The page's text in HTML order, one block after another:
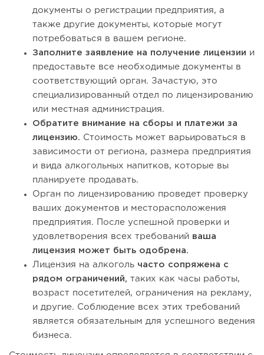
документы о регистрации предприятия, а
также другие документы, которые могут
потребоваться в вашем регионе.
Заполните заявление на получение лицензии и
предоставьте все необходимые документы в
соответствующий орган. Зачастую, это
специализированный отдел по лицензированию
или местная администрация.
Обратите внимание на сборы и платежи за
лицензию. Стоимость может варьироваться в
зависимости от региона, размера предприятия
и вида алкогольных напитков, которые вы
планируете продавать.
Орган по лицензированию проведет проверку
ваших документов и месторасположения
предприятия. После успешной проверки и
удовлетворения всех требований ваша
лицензия может быть одобрена.
Лицензия на алкоголь часто сопряжена с
рядом ограничений, таких как часы работы,
возраст посетителей, ограничения на рекламу,
и другие. Соблюдение всех этих требований
является обязательным для успешного ведения
бизнеса.